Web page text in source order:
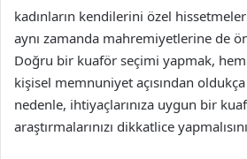
kadınların kendilerini özel
aynı zamanda mahremiyetlerine de
Doğru bir kuaför seçimi yapmak,
kişisel memnuniyet açısından
nedenle, ihtiyaçlarınıza uygun bir
araştırmalarınızı dikkatlice